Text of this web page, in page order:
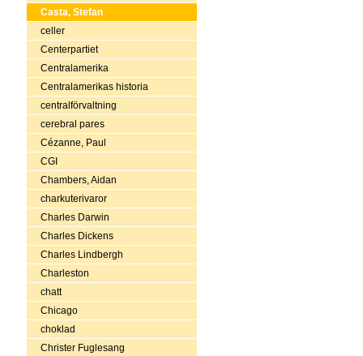
Casta, Stefan
celler
Centerpartiet
Centralamerika
Centralamerikas historia
centralförvaltning
cerebral pares
Cézanne, Paul
CGI
Chambers, Aidan
charkuterivaror
Charles Darwin
Charles Dickens
Charles Lindbergh
Charleston
chatt
Chicago
choklad
Christer Fuglesang